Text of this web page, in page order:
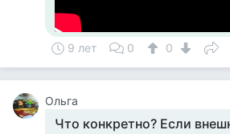
9 лет 0 0
Ольга
Что конкретно? Если